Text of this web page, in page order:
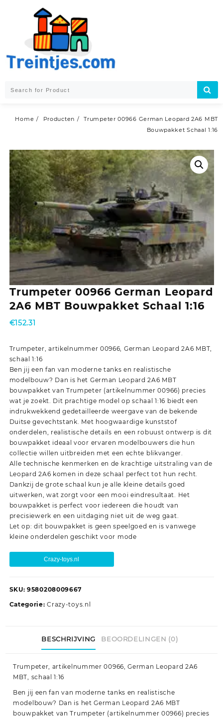
Home Producten
Trumpeter 00966 German Leopard 2A6 MBT
Bouwpakket Schaal 1:16
Trumpeter 00966 German Leopard
2A6 MBT Bouwpakket Schaal 1:16
€152.31
Trumpeter, artikelnummer 00966, German Leopard 2A6 MBT,
schaal 1:16
Ben jij een fan van moderne tanks en realistische
modelbouw? Dan is het German Leopard 2A6 MBT
bouwpakket van Trumpeter (artikelnummer 00966) precies
wat je zoekt. Dit prachtige model op schaal 1:16 biedt een
indrukwekkend gedetailleerde weergave van de bekende
Duitse gevechtstank. Met hoogwaardige kunststof
onderdelen, realistische details en een robuust ontwerp is dit
bouwpakket ideaal voor ervaren modelbouwers die hun
collectie willen uitbreiden met een echte blikvanger.
Alle technische kenmerken en de krachtige uitstraling van de
Leopard 2A6 komen in deze schaal perfect tot hun recht.
Dankzij de grote schaal kun je alle kleine details goed
uitwerken, wat zorgt voor een mooi eindresultaat. Het
bouwpakket is perfect voor iedereen die houdt van
precisiewerk en een uitdaging niet uit de weg gaat.
Let op: dit bouwpakket is geen speelgoed en is vanwege
kleine onderdelen geschikt voor mode
Crazy-toys.nl
SKU: 9580208009667
Categorie:Crazy-toys.nl
BESCHRIJVING BEOORDELINGEN (0)
Trumpeter, artikelnummer 00966, German Leopard 2A6
MBT, schaal 1:16
Ben jij een fan van moderne tanks en realistische
modelbouw? Dan is het German Leopard 2A6 MBT
bouwpakket van Trumpeter (artikelnummer 00966) precies